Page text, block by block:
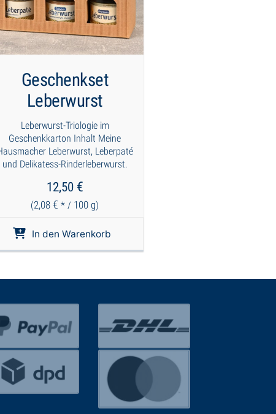
Geschenkset
Leberwurst
Leberwurst-Triologie im
Geschenkkarton Inhalt Meine
Leberwurst, Leberpaté
und Delikatess-Rinderleberwurst.
12,50 €
(2,08€ * / 100 g)
In den Warenkorb